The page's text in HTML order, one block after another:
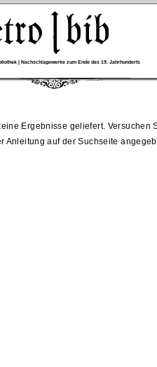
| Nachschlagewerke zum Ende des 19. Jahrhunderts
Ergebnisse geliefert. Versuchen
Anleitung auf der Suchseite